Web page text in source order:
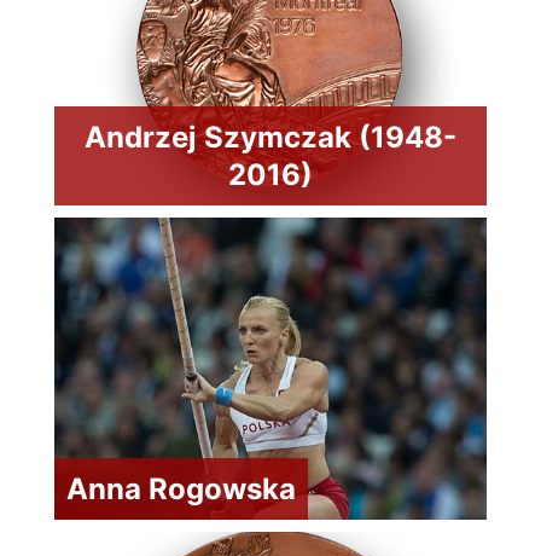
Andrzej Szymczak (1948-
2016)
Anna Rogowska